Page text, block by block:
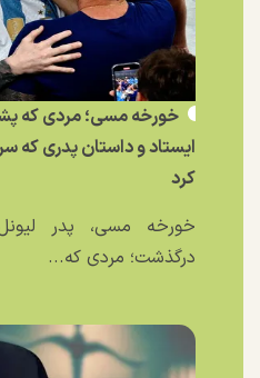
خورخه مسی؛ مردی که
ایستاد و داستان پدری که
کرد
درگذشت؛ مردی که...